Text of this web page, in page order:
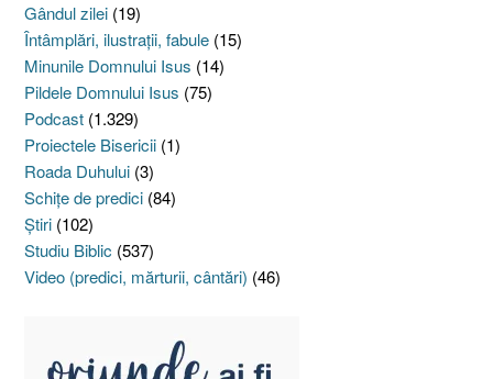
Gândul zilei (19)
Întâmplări, ilustraţii, fabule (15)
Minunile Domnului Isus (14)
Pildele Domnului Isus (75)
Podcast (1.329)
Proiectele Bisericii (1)
Roada Duhului (3)
Schiţe de predici (84)
Ştiri (102)
Studiu Biblic (537)
Video (predici, mărturii, cântări) (46)